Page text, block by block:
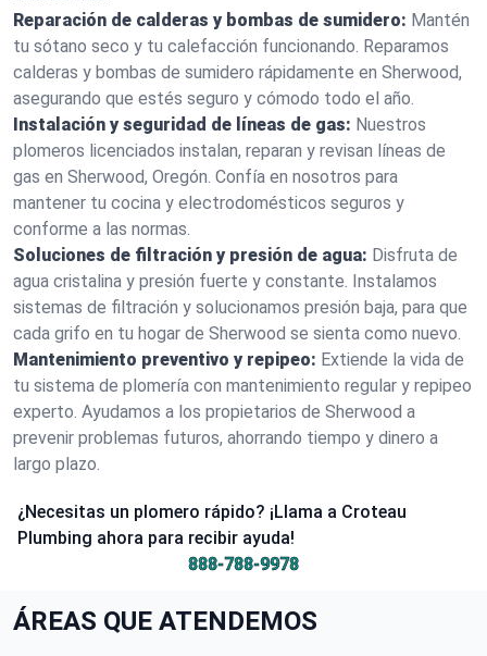
Reparación de calderas y bombas de sumidero: Mantén
tu sótano seco y tu calefacción funcionando. Reparamos
calderas y bombas de sumidero rápidamente en Sherwood,
asegurando que estés seguro y cómodo todo el año.
Instalación y seguridad de líneas de gas: Nuestros
plomeros licenciados instalan, reparan y revisan líneas de
gas en Sherwood, Oregón. Confía en nosotros para
mantener tu cocina y electrodomésticos seguros y
conforme a las normas.
Soluciones de filtración y presión de agua: Disfruta de
agua cristalina y presión fuerte y constante. Instalamos
sistemas de filtración y solucionamos presión baja, para que
cada grifo en tu hogar de Sherwood se sienta como nuevo.
Mantenimiento preventivo y repipeo: Extiende la vida de
tu sistema de plomería con mantenimiento regular y repipeo
experto. Ayudamos a los propietarios de Sherwood a
prevenir problemas futuros, ahorrando tiempo y dinero a
largo plazo.
¿Necesitas un plomero rápido? ¡Llama a Croteau
Plumbing ahora para recibir ayuda!
888-788-9978
ÁREAS QUE ATENDEMOS